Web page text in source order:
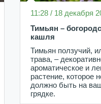
11:28 / 18 декабря
Тимьян –
кашля
Тимьян ползучий,
трава, –
ароматическое и
растение, которое
должно быть на
грядке.